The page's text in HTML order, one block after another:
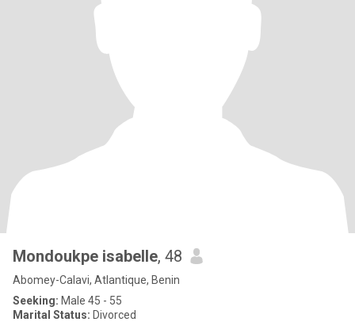
Mondoukpe isabelle, 48
Abomey-Calavi, Atlantique, Benin
Seeking: Male 45 - 55
Marital Status: Divorced